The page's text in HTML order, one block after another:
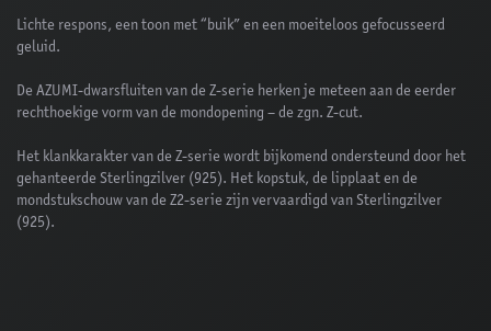
Lichte respons, een toon met “buik” en een moeiteloos gefocusseerd
geluid.
De AZUMI-dwarsfluiten van de Z-serie herken je meteen aan de eerder
rechthoekige vorm van de mondopening – de zgn. Z-cut.
Het klankkarakter van de Z-serie wordt bijkomend ondersteund door het
gehanteerde Sterlingzilver (925). Het kopstuk, de lipplaat en de
mondstukschouw van de Z2-serie zijn vervaardigd van Sterlingzilver
(925).